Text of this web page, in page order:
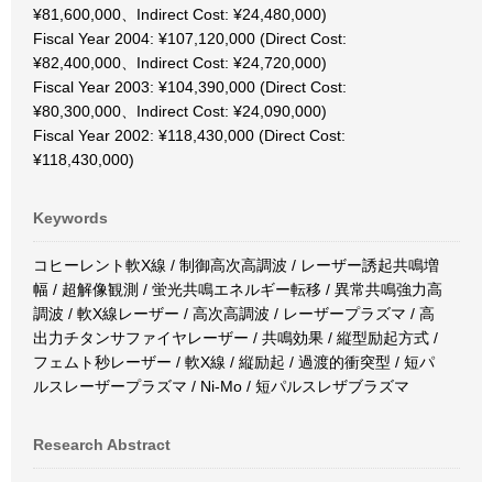
¥81,600,000、Indirect Cost: ¥24,480,000)
Fiscal Year 2004: ¥107,120,000 (Direct Cost:
¥82,400,000、Indirect Cost: ¥24,720,000)
Fiscal Year 2003: ¥104,390,000 (Direct Cost:
¥80,300,000、Indirect Cost: ¥24,090,000)
Fiscal Year 2002: ¥118,430,000 (Direct Cost:
¥118,430,000)
Keywords
コヒーレント軟X線 / 制御高次高調波 / レーザー誘起共鳴増
幅 / 超解像観測 / 蛍光共鳴エネルギー転移 / 異常共鳴強力高
調波 / 軟X線レーザー / 高次高調波 / レーザープラズマ / 高
出力チタンサファイヤレーザー / 共鳴効果 / 縦型励起方式 /
フェムト秒レーザー / 軟X線 / 縦励起 / 過渡的衝突型 / 短パ
ルスレーザープラズマ / Ni-Mo / 短パルスレザブラズマ
Research Abstract